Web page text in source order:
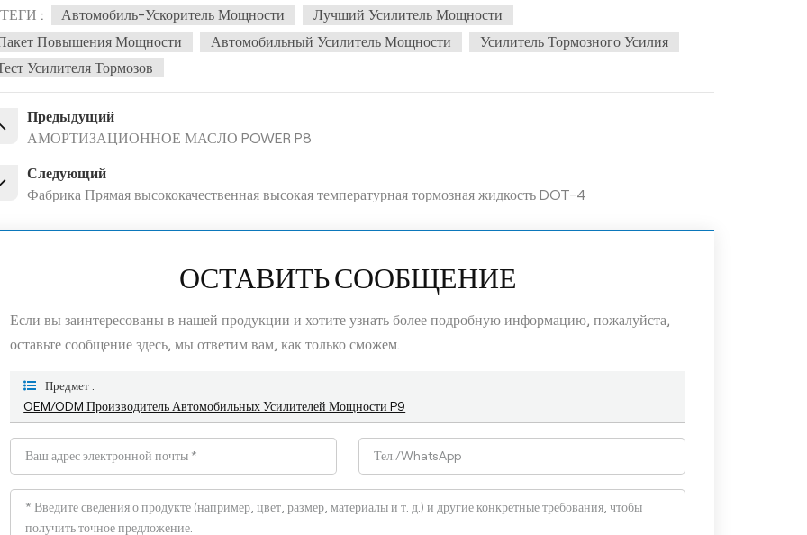
ТЕГИ : Автомобиль-Ускоритель Мощности
Лучший Усилитель Мощности
Повышения Мощности
Автомобильный Усилитель Мощности
Усилитель Тормозного Усилия
Усилителя Тормозов
Предыдущий
АМОРТИЗАЦИОННОЕ МАСЛО POWER P8
Следующий
Фабрика Прямая высококачественная высокая температурная тормозная жидкость DOT-4
ОСТАВИТЬ СООБЩЕНИЕ
Если вы заинтересованы в нашей продукции и хотите узнать более подробную информацию, пожалуйста,
оставьте сообщение здесь, мы ответим вам, как только сможем.
Предмет :
OEM/ODM Производитель Автомобильных Усилителей Мощности P9